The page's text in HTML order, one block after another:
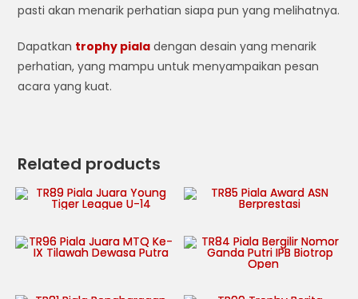
pasti akan menarik perhatian siapa pun yang melihatnya.
Dapatkan trophy piala dengan desain yang menarik
perhatian, yang mampu untuk menyampaikan pesan
acara yang kuat.
Related products